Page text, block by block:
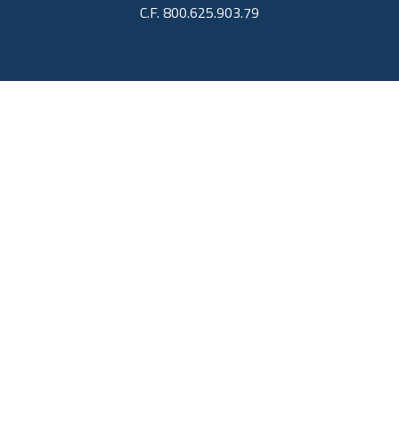
C.F. 800.625.903.79